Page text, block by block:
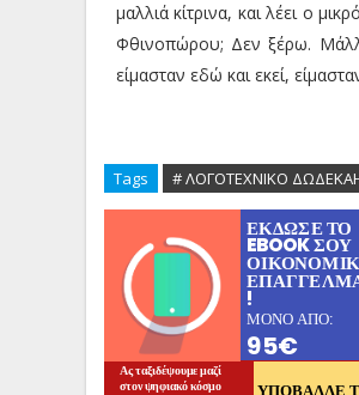
μαλλιά κίτρινα, και λέει ο
Φθινοπώρου; Δεν ξέρω.
είμασταν εδώ και εκεί,
Tags # ΛΟΓΟΤΕΧΝΙΚΟ